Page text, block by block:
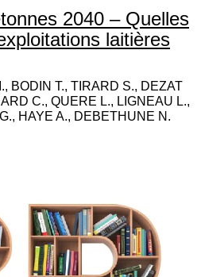
2040 – Quelles
laitières
BODIN T., TIRARD S., DEZAT
C., QUERE L., LIGNEAU L.,
HAYE A., DEBETHUNE N.